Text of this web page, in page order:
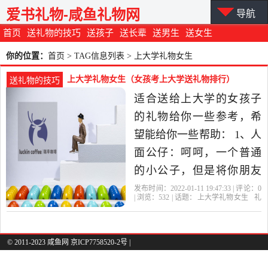
首页 送礼物的技巧 送孩子 送长辈 送男生 送女生
爱书礼物-咸鱼礼物网 导航
你的位置： 首页 > TAG信息列表 > 上大学礼物女生
送礼物的技巧 上大学礼物女生（女孩考上大学送礼物排行）
适合送给上大学的女孩子
的礼物给你一些参考，希
望能给你一些帮助： 1、人
面公仔：呵呵，一个普通
的小公子，但是将你朋友
的头像作为公仔的头像，
发布时间：2022-01-11 19:47:33 | 评论： 0
| 浏览：532 | 话题： 上大学礼物女生
礼
© 2011-2023 咸鱼网 京ICP7758520-2号 |